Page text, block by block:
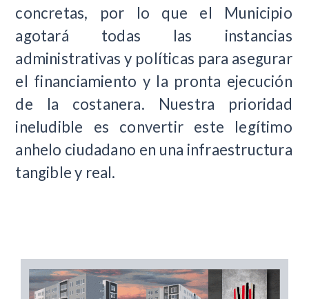
concretas, por lo que el Municipio
agotará todas las instancias
administrativas y políticas para asegurar
el financiamiento y la pronta ejecución
de la costanera. Nuestra prioridad
ineludible es convertir este legítimo
anhelo ciudadano en una infraestructura
tangible y real.